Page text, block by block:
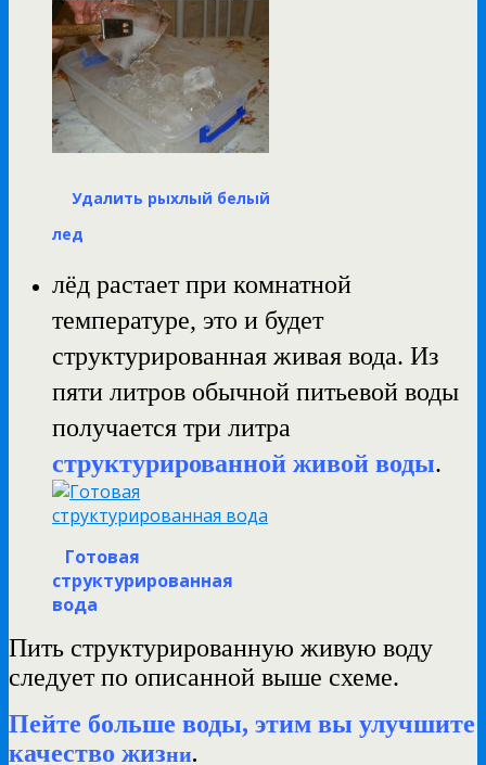
Удалить рыхлый белый
лед
лёд растает при комнатной
температуре, это и будет
структурированная живая вода. Из
пяти литров обычной питьевой воды
получается три литра
структурированной живой воды.
Готовая
структурированная
вода
Пить структурированную живую воду
следует по описанной выше схеме.
Пейте больше воды, этим вы улучшите
качество жизни.